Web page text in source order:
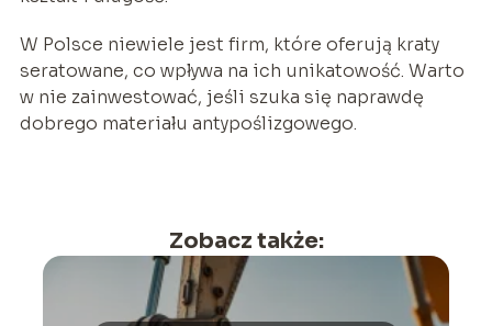
W Polsce niewiele jest firm, które oferują kraty
seratowane, co wpływa na ich unikatowość. Warto
w nie zainwestować, jeśli szuka się naprawdę
dobrego materiału antypoślizgowego.
Zobacz także: